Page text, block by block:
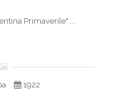
Primaverile" ...
1922